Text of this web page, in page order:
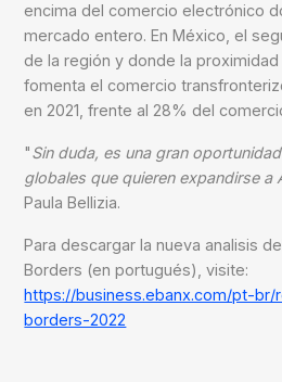
encima del comercio electrónico
mercado entero. En México, el
de la región y donde la
fomenta el comercio
en 2021, frente al 28% del
"Sin duda, es una gran
globales que quieren expandirse a
Paula Bellizia.
Para descargar la nueva analisis
Borders (en portugués), visite:
https://business.ebanx.com/pt-
borders-2022